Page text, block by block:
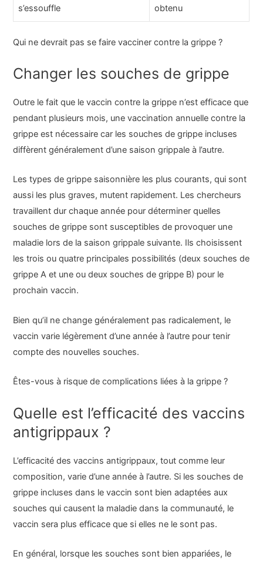
s’essouffle
obtenu
Qui ne devrait pas se faire vacciner contre la grippe ?
Changer les souches de grippe
Outre le fait que le vaccin contre la grippe n’est efficace que
pendant plusieurs mois, une vaccination annuelle contre la
grippe est nécessaire car les souches de grippe incluses
diffèrent généralement d’une saison grippale à l’autre.
Les types de grippe saisonnière les plus courants, qui sont
aussi les plus graves, mutent rapidement. Les chercheurs
travaillent dur chaque année pour déterminer quelles
souches de grippe sont susceptibles de provoquer une
maladie lors de la saison grippale suivante. Ils choisissent
les trois ou quatre principales possibilités (deux souches de
grippe A et une ou deux souches de grippe B) pour le
prochain vaccin.
Bien qu’il ne change généralement pas radicalement, le
vaccin varie légèrement d’une année à l’autre pour tenir
compte des nouvelles souches.
Êtes-vous à risque de complications liées à la grippe ?
Quelle est l’efficacité des vaccins
antigrippaux ?
L’efficacité des vaccins antigrippaux, tout comme leur
composition, varie d’une année à l’autre. Si les souches de
grippe incluses dans le vaccin sont bien adaptées aux
souches qui causent la maladie dans la communauté, le
vaccin sera plus efficace que si elles ne le sont pas.
En général, lorsque les souches sont bien appariées, le